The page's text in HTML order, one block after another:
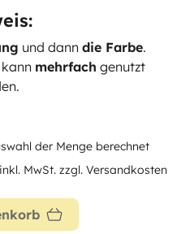
und dann die Farbe.
mehrfach genutzt
der Menge berechnet
MwSt. zzgl. Versandkosten